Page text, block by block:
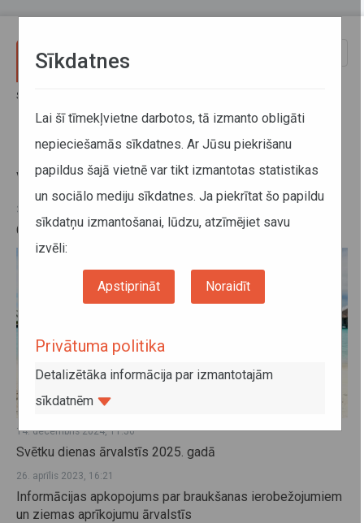
Sākums
Informācijas apkopojums par
valstīm
30. maijs 2025, 13:28
Ceļu lietošanas maksa ārvalstīs
14. decembris 2024, 11:56
Svētku dienas ārvalstīs 2025. gadā
26. aprīlis 2023, 16:21
Informācijas apkopojums par braukšanas ierobežojumiem
un ziemas aprīkojumu ārvalstīs
Sīkdatnes
Lai šī tīmekļvietne darbotos, tā izmanto obligāti
nepieciešamās sīkdatnes. Ar Jūsu piekrišanu
papildus šajā vietnē var tikt izmantotas statistikas
un sociālo mediju sīkdatnes. Ja piekrītat šo papildu
sīkdatņu izmantošanai, lūdzu, atzīmējiet savu
izvēli:
Apstiprināt Noraidīt
Privātuma politika
Detalizētāka informācija par izmantotajām
sīkdatnēm